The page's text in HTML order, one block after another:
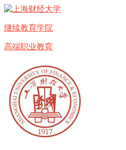
继续教育学院
高端职业教育